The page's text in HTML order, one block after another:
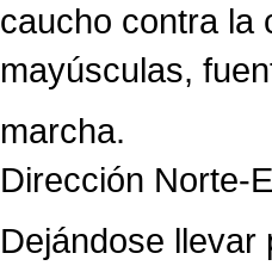
caucho contra la
mayúsculas,
marcha.
Dirección Norte-
Dejándose llevar